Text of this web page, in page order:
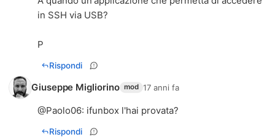
in SSH via USB?
P
Rispondi
Giuseppe Migliorino mod 17 anni fa
@Paolo06: ifunbox l'hai provata?
Rispondi